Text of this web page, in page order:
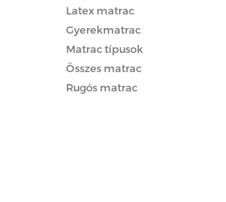
Latex matrac
Gyerekmatrac
Matrac típusok
Összes matrac
Rugós matrac